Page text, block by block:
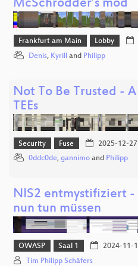
McSchrodder’s mod
Frankfurt am Main Lobby
Denis, Kyrill and Philipp
Not To Be Trusted -
TEEs
Security Fuse 2025-12-27
0ddc0de, gannimo and Philipp
NIS2 entmystifiziert
nun tun müssen
OWASP Saal 1 2024-11-
Tim Philipp Schäfers